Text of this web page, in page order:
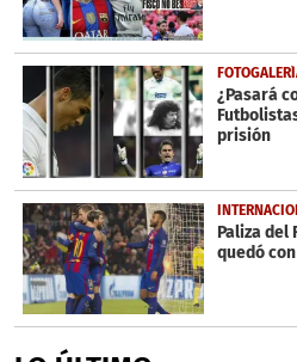
¿Pasará
prisión
Paliza del
quedó